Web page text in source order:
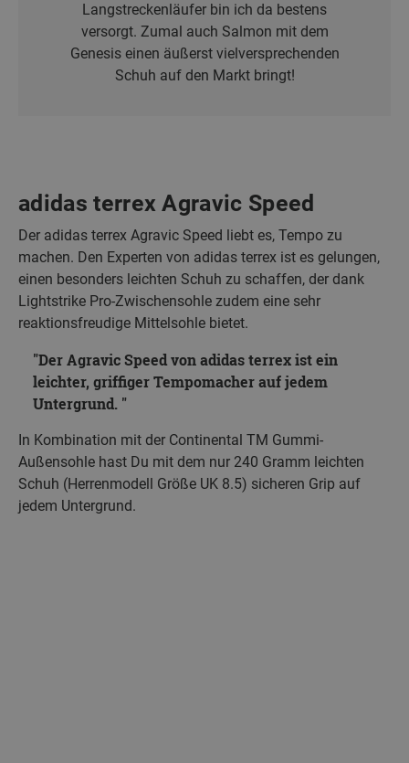
Langstreckenläufer bin ich da bestens
versorgt. Zumal auch Salmon mit dem
Genesis einen äußerst vielversprechenden
Schuh auf den Markt bringt!
adidas terrex Agravic Speed
Der adidas terrex Agravic Speed liebt es, Tempo zu
machen. Den Experten von adidas terrex ist es gelungen,
einen besonders leichten Schuh zu schaffen, der dank
Lightstrike Pro-Zwischensohle zudem eine sehr
reaktionsfreudige Mittelsohle bietet.
Der Agravic Speed von adidas terrex ist ein
leichter, griffiger Tempomacher auf jedem
Untergrund.
In Kombination mit der Continental TM Gummi-
Außensohle hast Du mit dem nur 240 Gramm leichten
Schuh (Herrenmodell Größe UK 8.5) sicheren Grip auf
jedem Untergrund.